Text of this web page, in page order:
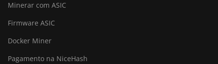
Minerar com ASIC
Firmware ASIC
Docker Miner
Pagamento na NiceHash